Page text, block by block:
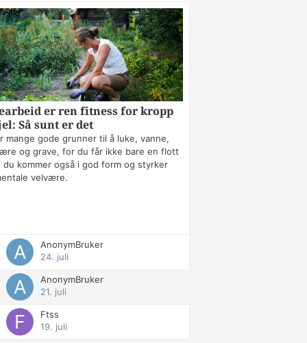
er ren fitness for kropp
Så sunt er det
mange gode grunner til å luke, vanne,
og grave, for du får ikke bare en flott
du kommer også i god form og styrker
velvære.
AnonymBruker
24. juli
AnonymBruker
21. juli
Ftss
19. juli